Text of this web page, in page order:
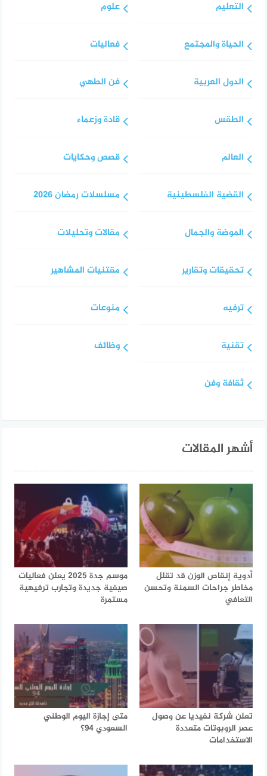
التعليم
الحياة والمجتمع
الدول العربية
الطقس
العالم
القضية الفلسطينية
الموضة والجمال
تحقيقات وتقارير
ترفيه
تقنية
ثقافة وفن
علوم
فعاليات
فن الطهي
قادة وزعماء
قصص وحكايات
مسلسلات رمضان 2026
مقالات وتحليلات
مقتنيات المشاهير
منوعات
وظائف
أشهر المقالات
أدوية إنقاص الوزن قد تقلل
مخاطر جراحات السمنة وتحسن
التعافي
موسم جدة 2025 يعلن فعاليات
صيفية جديدة وتجارب ترفيهية
مستمرة
تعلن شركة نفيديا عن وصول
عصر الروبوتات متعددة
الاستخدامات
متى إجازة اليوم الوطني
السعودي 94؟